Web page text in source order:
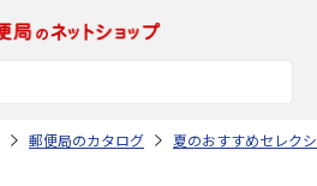
郵便局のカタログ 夏のおすすめセレク